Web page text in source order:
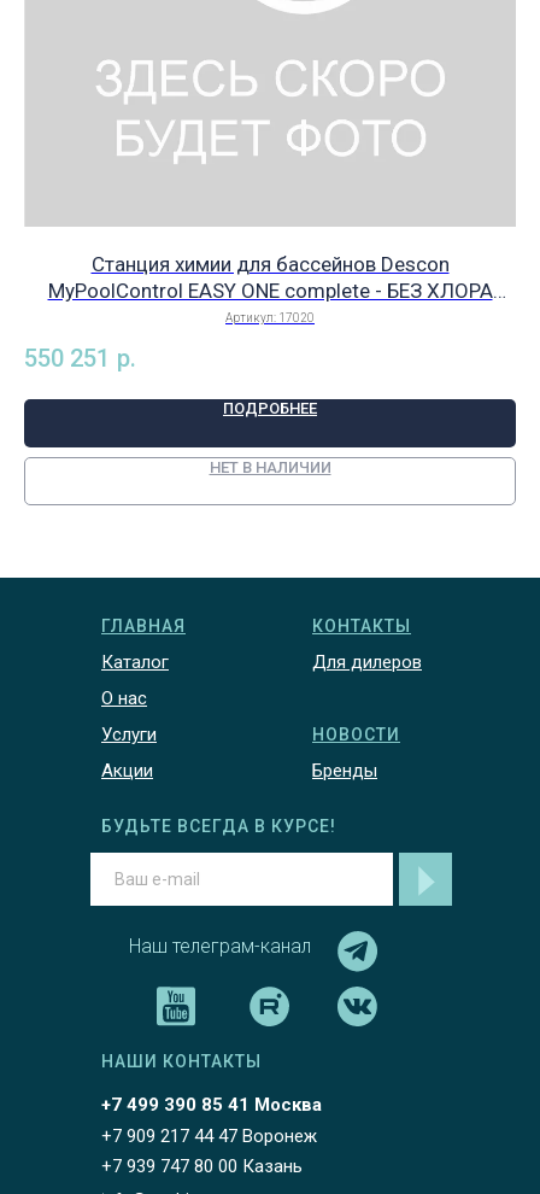
Станция химии для бассейнов Descon
MyPoolControl EASY ONE complete - БЕЗ ХЛОРА
дозация кислорода по времени / pH, арт. 17020
Артикул: 17020
550 251 р.
ПОДРОБНЕЕ
НЕТ В НАЛИЧИИ
ГЛАВНАЯ
Каталог
О нас
Услуги
Акции
КОНТАКТЫ
Для дилеров
НОВОСТИ
Бренды
Наш телеграм-канал
БУДЬТЕ ВСЕГДА В КУРСЕ!
+7 499 390 85 41 Москва
НАШИ КОНТАКТЫ
+7 909 217 44 47 Воронеж
+7 939 747 80 00 Казань